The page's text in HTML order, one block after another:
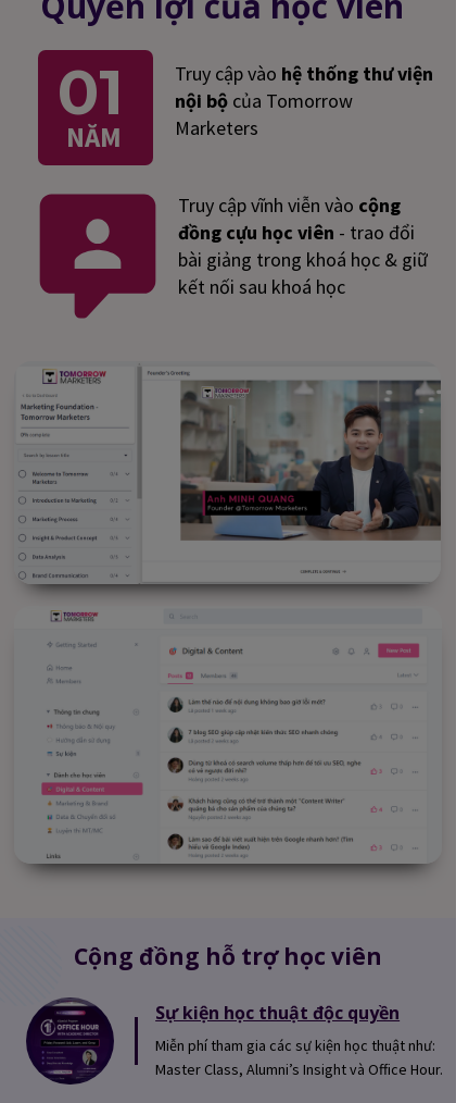
Truy cập vào hệ thống thư viện
nội bộ của Tomorrow
Marketers
01
NĂM
Truy cập vĩnh viễn vào cộng
đồng cựu học viên - trao đổi
bài giảng trong khoá học & giữ
kết nối sau khoá học
Cộng đồng hỗ trợ học viên
Sự kiện học thuật độc quyền
Miễn phí tham gia các sự kiện học thuật như:
Master Class, Alumni’s Insight và Office Hour.